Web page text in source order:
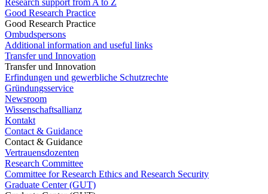
Research support from A to Z
Good Research Practice
Good Research Practice
Ombudspersons
Additional information and useful links
Transfer und Innovation
Transfer und Innovation
Erfindungen und gewerbliche Schutzrechte
Gründungsservice
Newsroom
Wissenschaftsallianz
Kontakt
Contact & Guidance
Contact & Guidance
Vertrauensdozenten
Research Committee
Committee for Research Ethics and Research Security
Graduate Center (GUT)